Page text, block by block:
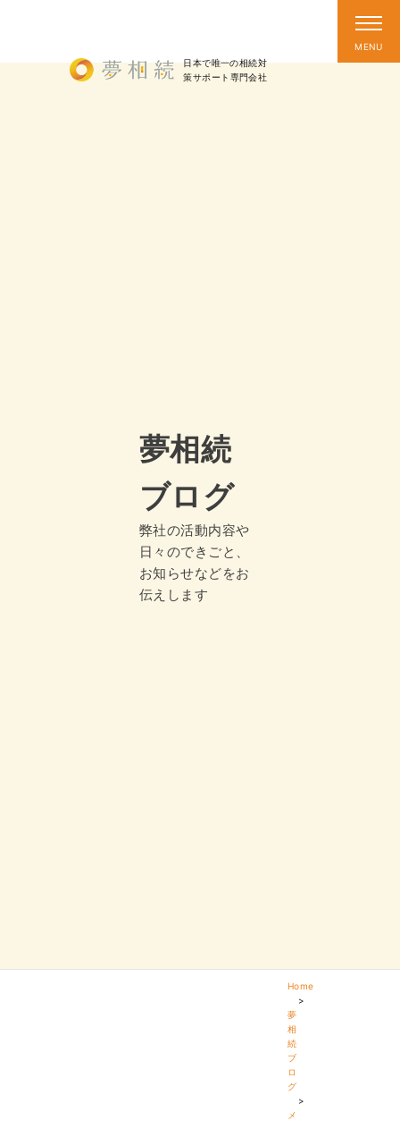
日本で唯一の相続対
策サポート 専門会社
夢相続
ブログ
弊社の活動内容や
日々のできごと、
お知らせなどをお
伝えします
Home
>
夢
相
続
ブ
ロ
グ
>
メ